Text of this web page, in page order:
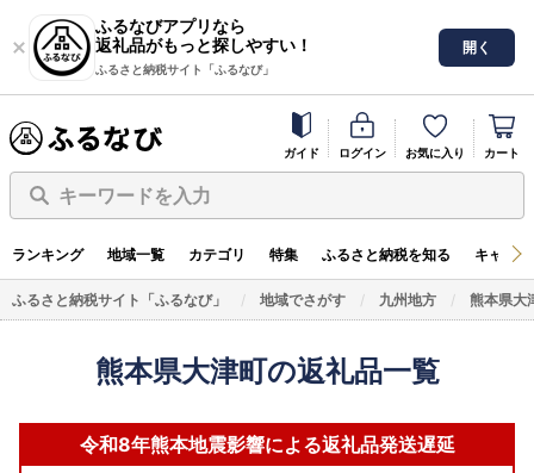
ふるなびアプリなら
返礼品がもっと探しやすい！
ふるさと納税サイト「ふるなび」
開く
ガイド ログイン お気に入り カート
キーワードを入力
ランキング 地域一覧 カテゴリ 特集 ふるさと納税を知る キャン
ふるさと納税サイト「ふるなび」 地域でさがす 九州地方 熊本県大
熊本県大津町の返礼品一覧
令和8年熊本地震影響による返礼品発送遅延